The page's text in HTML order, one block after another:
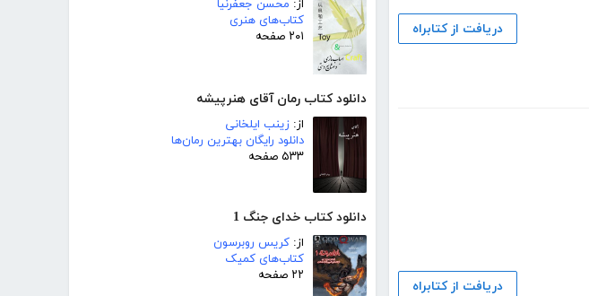
از: محسن جعفرنیا
کتاب‌های هنری
۲۰۱ صفحه
دانلود کتاب رمان آقای هنرپیشه
از: زینب ایلخانی
دانلود رایگان بهترین رمان‌ها
۵۳۳ صفحه
دانلود کتاب خدای جنگ 1
از: کریس روبرسون
کتاب‌های کمیک
۲۲ صفحه
دریافت از کتابراه
دریافت از کتابراه